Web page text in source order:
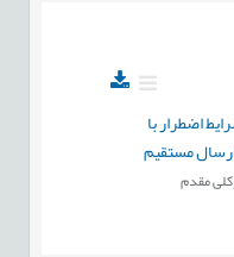
اضطرار با
مستقیم
مقدم